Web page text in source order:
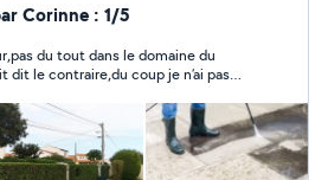
Corinne : 1/5
du tout dans le domaine du
dit le contraire,du coup je n’ai pas